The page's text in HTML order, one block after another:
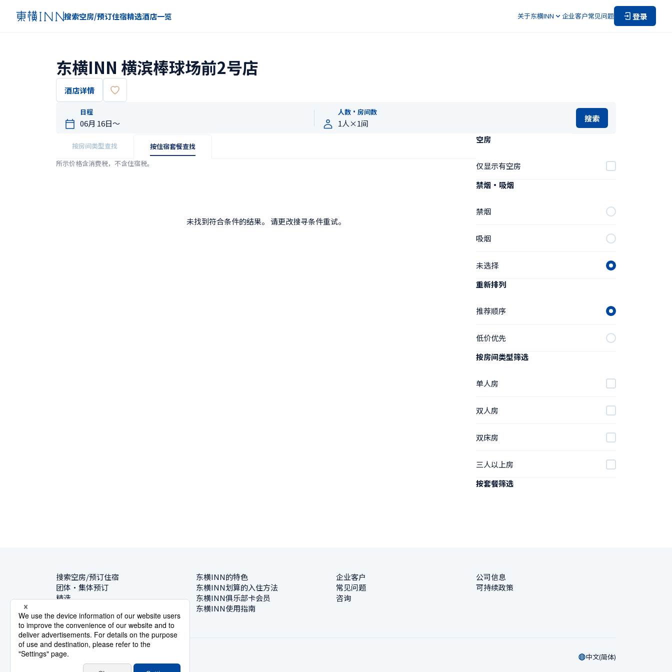
搜索空房/预订住宿精选酒店一览 关于东横INN 企业客户常见问题 登录
东横INN 横滨棒球场前2号店
酒店详情
日程 人数・房间数
搜索
按房间类型查找
按住宿套餐查找
所示价格含消费税，不含住宿税。
未找到符合条件的结果。 请更改搜寻条件重试。
空房
仅显示有空房
禁烟・吸烟
禁烟
吸烟
未选择
重新排列
推荐顺序
低价优先
按房间类型筛选
单人房
双人房
双床房
三人以上房
按套餐筛选
搜索空房/预订住宿
团体・集体预订
精选
东横INN的特色
东横INN划算的入住方法
东横INN俱乐部卡会员
东横INN使用指南
企业客户
常见问题
咨询
公司信息
可持续政策
中文(简体)